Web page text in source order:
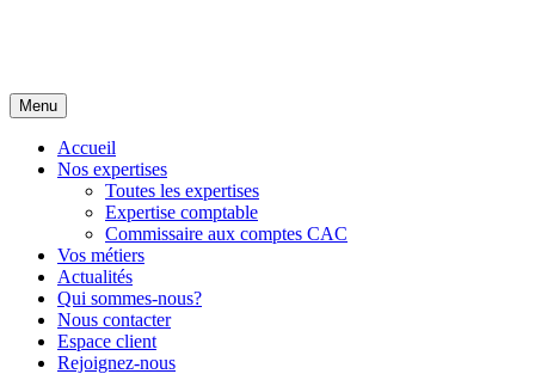
Menu
Accueil
Nos expertises
Toutes les expertises
Expertise comptable
Commissaire aux comptes CAC
Vos métiers
Actualités
Qui sommes-nous?
Nous contacter
Espace client
Rejoignez-nous